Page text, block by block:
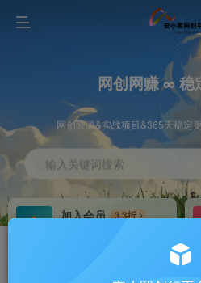
网创网赚 ∞ 稳
网创资源&实战项目&365天稳定
输入关键词搜索
加入会员
3.3折